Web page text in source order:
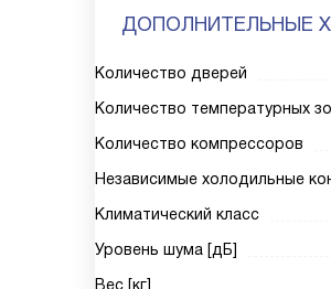
ДОПОЛНИТЕЛЬНЫЕ
Количество дверей
Количество температурных
Количество компрессоров
Независимые холодильные
Климатический класс
Уровень шума [дБ]
Вес [кг]